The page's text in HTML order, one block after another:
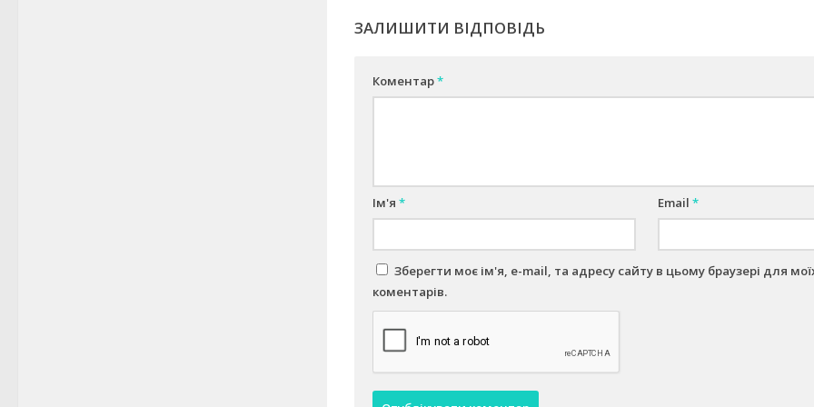
ЗАЛИШИТИ ВІДПОВІДЬ
Коментар*
Ім'я * Email*
Зберегти моє ім'я, e-mail, та адресу сайту в цьому браузері для
коментарів.